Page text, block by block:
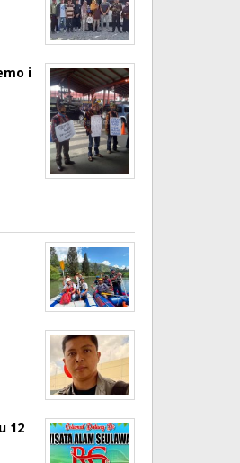
i
12